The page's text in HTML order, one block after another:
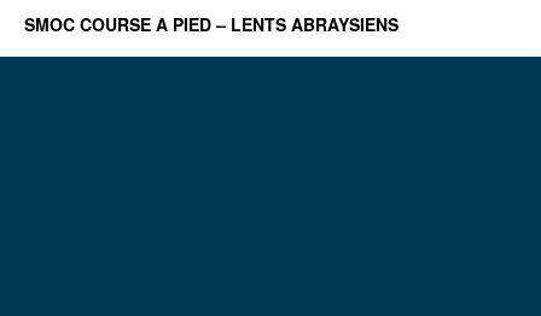
SMOC COURSE A PIED – LENTS ABRAYSIENS